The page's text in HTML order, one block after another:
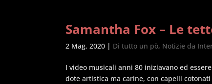
Samantha Fox – Le
2 Mag, 2020 | Di tutto un pò, Notizie da
I video musicali anni 80 iniziavano ed
dote artistica ma carine, con capelli